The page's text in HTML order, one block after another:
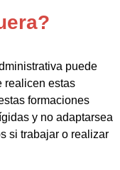
puede
realicen estas
formaciones
y no adaptarsea
si trabajar o realizar